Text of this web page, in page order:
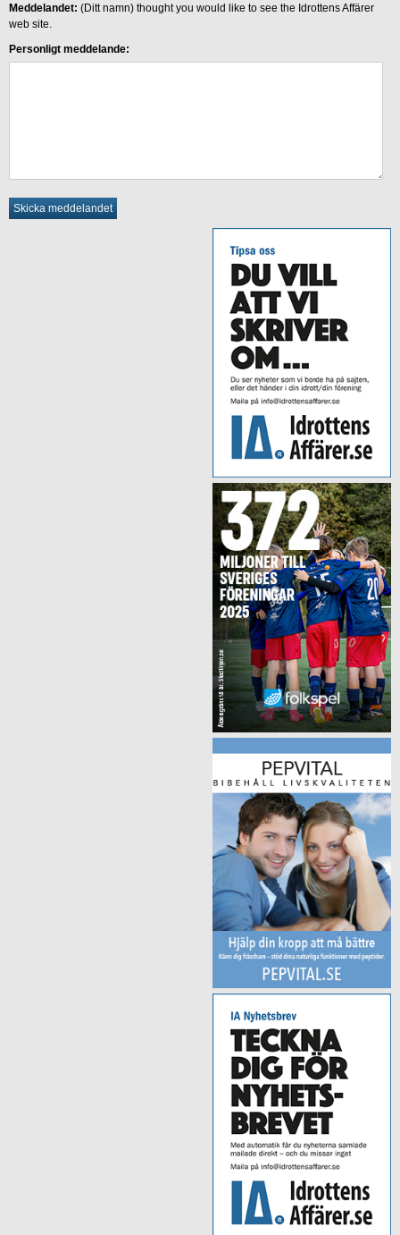
Meddelandet: (Ditt namn) thought you would like to see the Idrottens Affärer
web site.
Personligt meddelande: